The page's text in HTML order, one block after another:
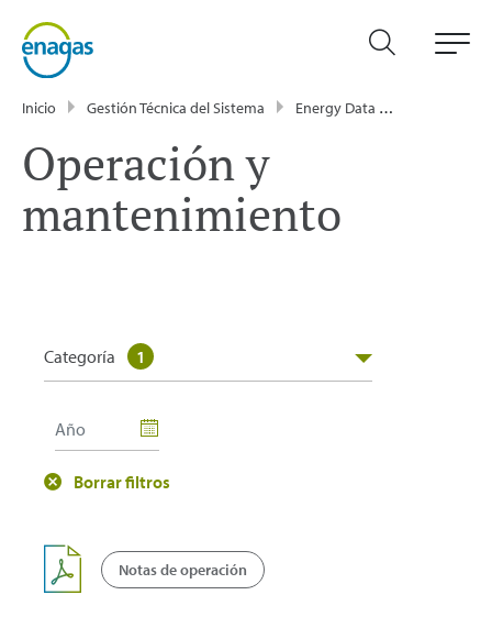
Inicio Gestión Técnica del Sistema Energy Data
Operación y
mantenimiento
Categoría 1
Borrar filtros
Notas de operación